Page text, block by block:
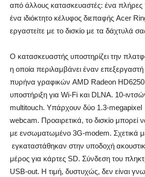
από άλλους κατασκευαστές: ένα πλήρες
ένα ιδιόκτητο κέλυφος διεπαφής Acer
εργαστείτε με το δισκίο με τα δάχτυλά
Ο κατασκευαστής υποστηρίζει την
η οποία περιλαμβάνει έναν
πυρήνα γραφικών AMD Radeon
υποστήριξη για Wi-Fi και DLNA. 10-
multitouch. Υπάρχουν δύο 1.3-megapixel
webcam. Προαιρετικά, το δισκίο μπορεί
με ενσωματωμένο 3G-modem. Σχετικά
εγκαταστάθηκαν στην υποδοχή
μέρος για κάρτες SD. Σύνδεση του
USB-out. Η τιμή, δυστυχώς, δεν είναι